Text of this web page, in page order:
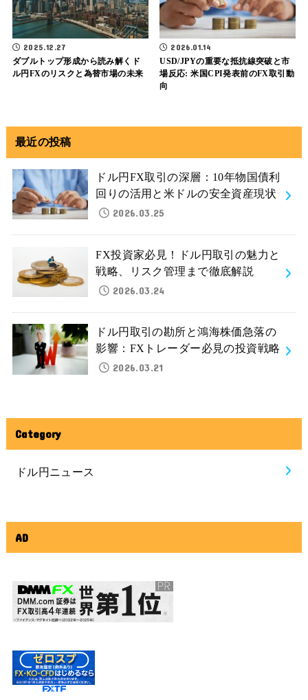
2025.12.27
ダブルトップ形成から読み解くド
ル円FXのリスクと為替市場の未来
2026.01.14
USD/JPYの重要な抵抗線突破と市
場反応: 米国CPI発表前のFX取引動
向
最近の投稿
ドル円FX取引の深層：10年物国債利
回りの活用と米ドルの安全資産現状
2026.03.25
FX投資家必見！ドル円取引の魅力と
戦略、リスク管理まで徹底解説
2026.03.24
ドル円取引の勘所と鴻海株価急落の
影響：FXトレーダー必見の投資戦略
2026.03.21
Category
ドル円ニュース
AD